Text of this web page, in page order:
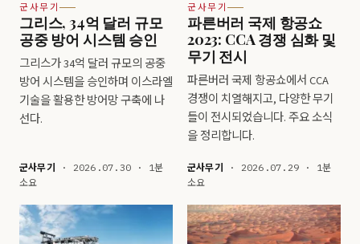
군사무기
그리스, 34억 달러 규모
공중 방어 시스템 승인
그리스가 34억 달러 규모의 공중
방어 시스템을 승인하며 이스라엘
기술을 활용한 방어망 구축에 나
선다.
군사무기
· 2026.07.30 · 1분
소요
군사무기
파른버러 국제 항공쇼
2023: CCA 경쟁 심화 및
무기 전시
파른버러 국제 항공쇼에서 CCA
경쟁이 치열해지고, 다양한 무기
들이 전시되었습니다. 주요 소식
을 정리합니다.
군사무기
· 2026.07.29 · 1분
소요